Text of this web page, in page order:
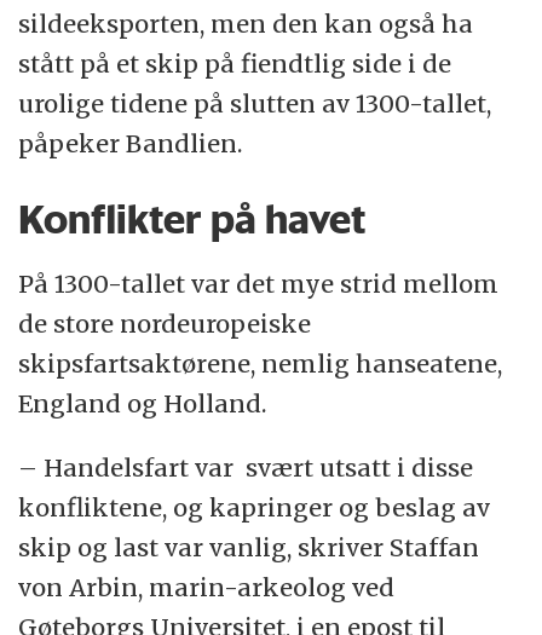
sildeeksporten, men den kan også ha
stått på et skip på fiendtlig side i de
urolige tidene på slutten av 1300-tallet,
påpeker Bandlien.
Konflikter på havet
På 1300-tallet var det mye strid mellom
de store nordeuropeiske
skipsfartsaktørene, nemlig hanseatene,
England og Holland.
– Handelsfart var svært utsatt i disse
konfliktene, og kapringer og beslag av
skip og last var vanlig, skriver Staffan
von Arbin, marin-arkeolog ved
Gøteborgs Universitet, i en epost til